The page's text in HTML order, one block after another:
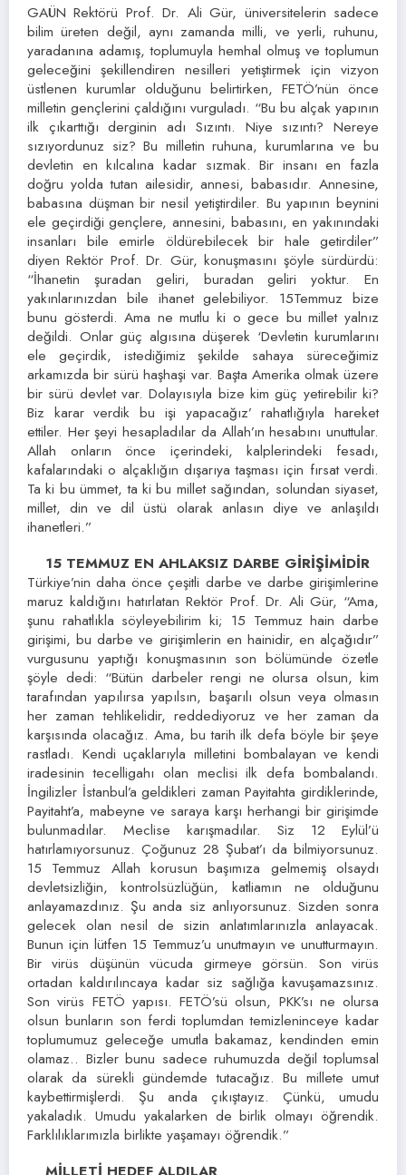
GAÜN Rektörü Prof. Dr. Ali Gür, üniversitelerin sadece
bilim üreten değil, aynı zamanda milli, ve yerli, ruhunu,
yaradanına adamış, toplumuyla hemhal olmuş ve toplumun
geleceğini şekillendiren nesilleri yetiştirmek için vizyon
üstlenen kurumlar olduğunu belirtirken, FETÖ’nün önce
milletin gençlerini çaldığını vurguladı. “Bu bu alçak yapının
ilk çıkarttığı derginin adı Sızıntı. Niye sızıntı? Nereye
sızıyordunuz siz? Bu milletin ruhuna, kurumlarına ve bu
devletin en kılcalına kadar sızmak. Bir insanı en fazla
doğru yolda tutan ailesidir, annesi, babasıdır. Annesine,
babasına düşman bir nesil yetiştirdiler. Bu yapının beynini
ele geçirdiği gençlere, annesini, babasını, en yakınındaki
insanları bile emirle öldürebilecek bir hale getirdiler”
diyen Rektör Prof. Dr. Gür, konuşmasını şöyle sürdürdü:
“İhanetin şuradan geliri, buradan geliri yoktur. En
yakınlarınızdan bile ihanet gelebiliyor. 15Temmuz bize
bunu gösterdi. Ama ne mutlu ki o gece bu millet yalnız
değildi. Onlar güç algısına düşerek ‘Devletin kurumlarını
ele geçirdik, istediğimiz şekilde sahaya süreceğimiz
arkamızda bir sürü haşhaşi var. Başta Amerika olmak üzere
bir sürü devlet var. Dolayısıyla bize kim güç yetirebilir ki?
Biz karar verdik bu işi yapacağız’ rahatlığıyla hareket
ettiler. Her şeyi hesapladılar da Allah’ın hesabını unuttular.
Allah onların önce içerindeki, kalplerindeki fesadı,
kafalarındaki o alçaklığın dışarıya taşması için fırsat verdi.
Ta ki bu ümmet, ta ki bu millet sağından, solundan siyaset,
millet, din ve dil üstü olarak anlasın diye ve anlaşıldı
ihanetleri.”
15 TEMMUZ EN AHLAKSIZ DARBE GİRİŞİMİDİR
Türkiye’nin daha önce çeşitli darbe ve darbe girişimlerine
maruz kaldığını hatırlatan Rektör Prof. Dr. Ali Gür, “Ama,
şunu rahatlıkla söyleyebilirim ki; 15 Temmuz hain darbe
girişimi, bu darbe ve girişimlerin en hainidir, en alçağıdır”
vurgusunu yaptığı konuşmasının son bölümünde özetle
şöyle dedi: “Bütün darbeler rengi ne olursa olsun, kim
tarafından yapılırsa yapılsın, başarılı olsun veya olmasın
her zaman tehlikelidir, reddediyoruz ve her zaman da
karşısında olacağız. Ama, bu tarih ilk defa böyle bir şeye
rastladı. Kendi uçaklarıyla milletini bombalayan ve kendi
iradesinin tecelligahı olan meclisi ilk defa bombalandı.
İngilizler İstanbul’a geldikleri zaman Payitahta girdiklerinde,
Payitaht’a, mabeyne ve saraya karşı herhangi bir girişimde
bulunmadılar. Meclise karışmadılar. Siz 12 Eylül’ü
hatırlamıyorsunuz. Çoğunuz 28 Şubat’ı da bilmiyorsunuz.
15 Temmuz Allah korusun başımıza gelmemiş olsaydı
devletsizliğin, kontrolsüzlüğün, katliamın ne olduğunu
anlayamazdınız. Şu anda siz anlıyorsunuz. Sizden sonra
gelecek olan nesil de sizin anlatımlarınızla anlayacak.
Bunun için lütfen 15 Temmuz’u unutmayın ve unutturmayın.
Bir virüs düşünün vücuda girmeye görsün. Son virüs
ortadan kaldırılıncaya kadar siz sağlığa kavuşamazsınız.
Son virüs FETÖ yapısı. FETÖ’sü olsun, PKK’sı ne olursa
olsun bunların son ferdi toplumdan temizleninceye kadar
toplumumuz geleceğe umutla bakamaz, kendinden emin
olamaz.. Bizler bunu sadece ruhumuzda değil toplumsal
olarak da sürekli gündemde tutacağız. Bu millete umut
kaybettirmişlerdi. Şu anda çıkıştayız. Çünkü, umudu
yakaladık. Umudu yakalarken de birlik olmayı öğrendik.
Farklılıklarımızla birlikte yaşamayı öğrendik.”